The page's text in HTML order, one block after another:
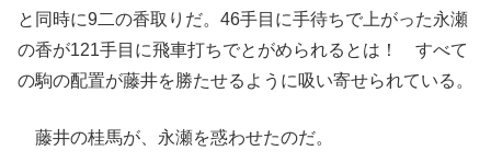
と同時に9二の香取りだ。46手目に手待ちで上がった永瀬
の香が121手目に飛車打ちでとがめられるとは！ すべて
の駒の配置が藤井を勝たせるように吸い寄せられている。
藤井の桂馬が、永瀬を惑わせたのだ。